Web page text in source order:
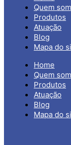
Quem
Produtos
Atuação
Blog
Mapa do
Home
Quem
Produtos
Atuação
Blog
Mapa do